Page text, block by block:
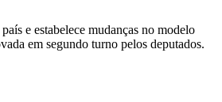
e estabelece mudanças no modelo
em segundo turno pelos deputados.